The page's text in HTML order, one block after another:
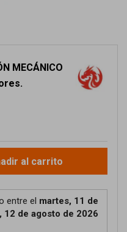
MECÁNICO
al carrito
entre el martes, 11 de
12 de agosto de 2026